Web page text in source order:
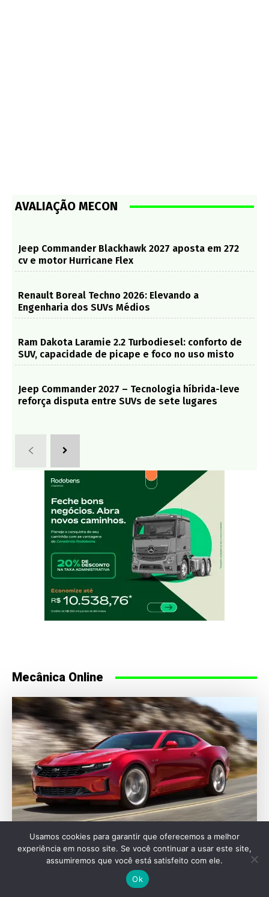
AVALIAÇÃO MECON
Jeep Commander Blackhawk 2027 aposta em 272
cv e motor Hurricane Flex
Renault Boreal Techno 2026: Elevando a
Engenharia dos SUVs Médios
Ram Dakota Laramie 2.2 Turbodiesel: conforto de
SUV, capacidade de picape e foco no uso misto
Jeep Commander 2027 – Tecnologia híbrida-leve
reforça disputa entre SUVs de sete lugares
Mecânica Online
AUTOMOTIVAS
Chevrolet Camaro pode voltar como sedã em
Usamos cookies para garantir que oferecemos a melhor
experiência em nosso site. Se você continuar a usar este site,
assumiremos que você está satisfeito com ele.
Ok